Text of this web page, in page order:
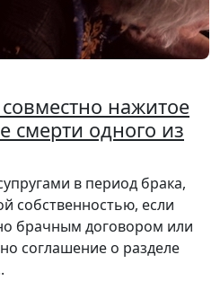
совместно нажитое
смерти одного из
в период брака,
собственностью, если
брачным договором или
соглашение о разделе